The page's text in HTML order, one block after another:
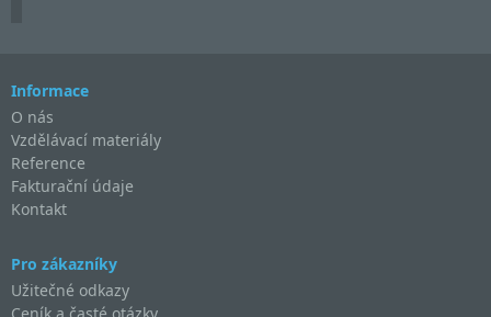
Informace
O nás
Vzdělávací materiály
Reference
Fakturační údaje
Kontakt
Pro zákazníky
Užitečné odkazy